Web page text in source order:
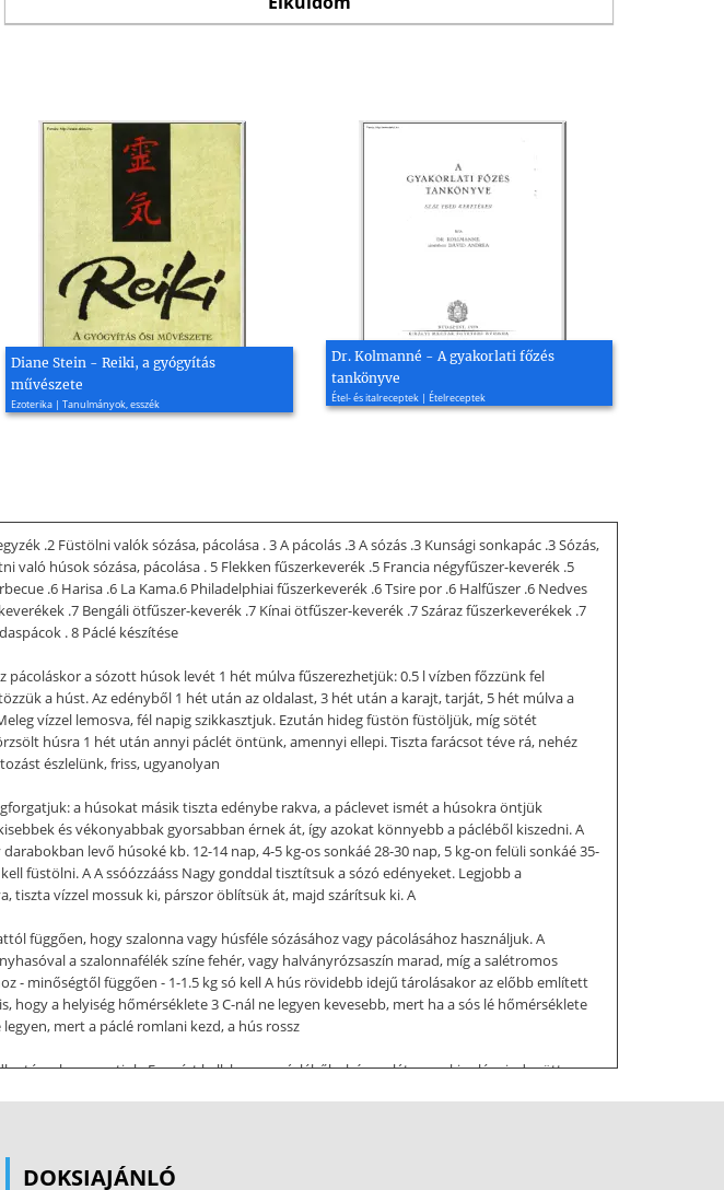
Diane Stein - Reiki, a gyógyítás
művészete
Ezoterika | Tanulmányok, esszék
Dr. Kolmanné - A gyakorlati főzés
tankönyve
Étel- és italreceptek | Ételreceptek
.2 Füstölni valók sózása, pácolása . 3 A pácolás .3 A sózás .3 Kunsági sonkapác .3 Sózás,
való húsok sózása, pácolása . 5 Flekken fűszerkeverék .5 Francia négyfűszer-keverék .5
.6 Harisa .6 La Kama.6 Philadelphiai fűszerkeverék .6 Tsire por .6 Halfűszer .6 Nedves
.7 Bengáli ötfűszer-keverék .7 Kínai ötfűszer-keverék .7 Száraz fűszerkeverékek .7
. 8 Páclé készítése
pácoláskor a sózott húsok levét 1 hét múlva fűszerezhetjük: 0.5 l vízben főzzünk fel
a húst. Az edényből 1 hét után az oldalast, 3 hét után a karajt, tarját, 5 hét múlva a
vízzel lemosva, fél napig szikkasztjuk. Ezután hideg füstön füstöljük, míg sötét
húsra 1 hét után annyi páclét öntünk, amennyi ellepi. Tiszta farácsot téve rá, nehéz
észlelünk, friss, ugyanolyan
a húsokat másik tiszta edénybe rakva, a páclevet ismét a húsokra öntjük
és vékonyabbak gyorsabban érnek át, így azokat könnyebb a pácléből kiszedni. A
levő húsoké kb. 12-14 nap, 4-5 kg-os sonkáé 28-30 nap, 5 kg-on felüli sonkáé 35-
füstölni. A A ssóózzááss Nagy gonddal tisztítsuk a sózó edényeket. Legjobb a
vízzel mossuk ki, párszor öblítsük át, majd szárítsuk ki. A
függően, hogy szalonna vagy húsféle sózásához vagy pácolásához használjuk. A
a szalonnafélék színe fehér, vagy halványrózsaszín marad, míg a salétromos
- minőségtől függően - 1-1.5 kg só kell A hús rövidebb idejű tárolásakor az előbb említett
hogy a helyiség hőmérséklete 3 C-nál ne legyen kevesebb, mert ha a sós lé hőmérséklete
mert a páclé romlani kezd, a hús rossz
téve, lenyomatjuk. Ez azért kell, hogy a pácléből a hús ne látsszon ki, a lé mindenütt
megforgatjuk. Közben abálóvillával megszurkáljuk a
DOKSIAJÁNLÓ